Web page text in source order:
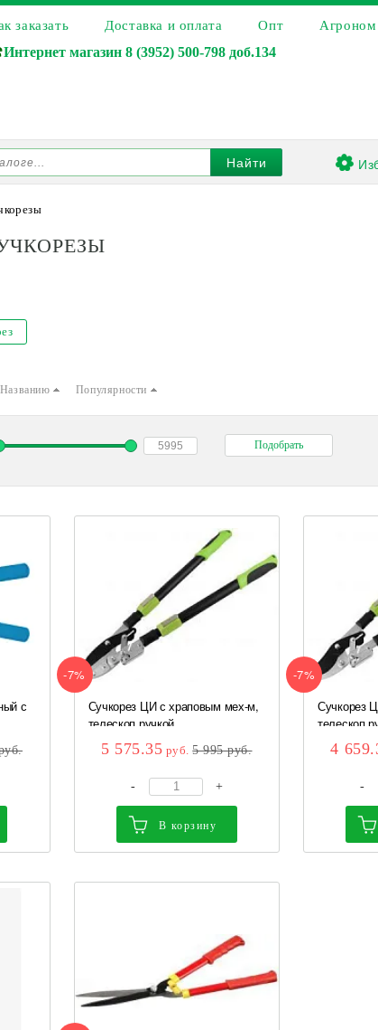
заказать Доставка и оплата Опт Агроном
Интернет магазин 8 (3952) 500-798 доб.134
Найти
Названию Популярности
с
-7%
Сучкорез ЦИ с храповым мех-м,
телескоп ручкой...
5 575.35 руб. 5 995руб.
- +
В корзину
-7%
Сучкорез
телескоп
4
-